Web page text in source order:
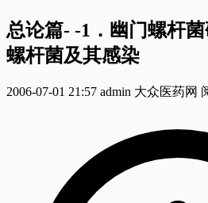
总论篇- -1．幽门螺杆
螺杆菌及其感染
2006-07-01 21:57 admin 大众医药网